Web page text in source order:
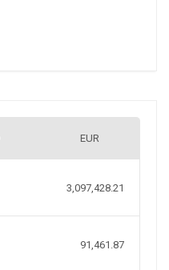
EUR
3,097,428.21
91,461.87